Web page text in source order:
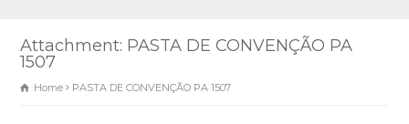
Attachment: PASTA DE CONVENÇÃO PA
1507
Home PASTA DE CONVENÇÃO PA 1507